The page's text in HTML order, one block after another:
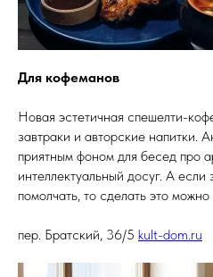
Для кофеманов
Новая эстетичная спешелти-
завтраки и авторские напитки.
приятным фоном для бесед про
интеллектуальный досуг. А если
помолчать, то сделать это
пер. Братский, 36/5 kult-dom.ru